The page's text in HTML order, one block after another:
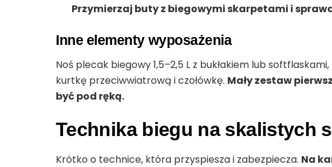
Przymierzaj buty z biegowymi skarpetami i
Inne elementy wyposażenia
Noś plecak biegowy 1,5–2,5 L z bukłakiem lub
kurtkę przeciwwiatrową i czołówkę. Mały zestaw
być pod ręką.
Technika biegu na skalistych
Krótko o technice, która przyspiesza i zabezpiecza. Na